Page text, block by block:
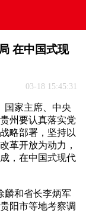
在中国式现
03-18 15:45:31
家主席、中央
州要认真落实党
略部署，坚持以
革开放为动力，
，在中国式现代
麟和省长李炳军
阳市等地考察调